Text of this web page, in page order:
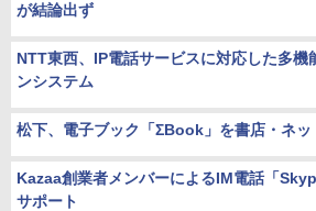
が結論出ず
NTT東西、IP電話サービスに対応した多機
ンシステム
松下、電子ブック「ΣBook」を書店・ネッ
Kazaa創業者メンバーによるIM電話「
サポート